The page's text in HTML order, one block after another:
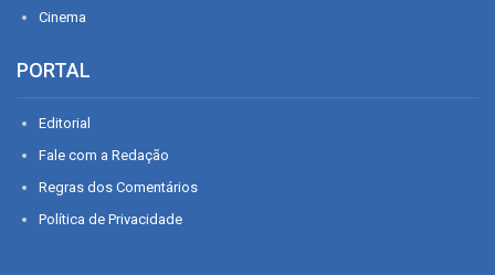
Cinema
PORTAL
Editorial
Fale com a Redação
Regras dos Comentários
Política de Privacidade